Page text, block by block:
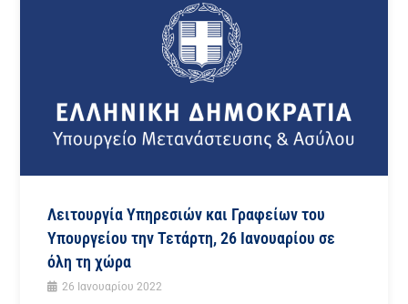
Λειτουργία Υπηρεσιών και Γραφείων του
Υπουργείου την Τετάρτη, 26 Ιανουαρίου σε
όλη τη χώρα
26 Ιανουαρίου 2022